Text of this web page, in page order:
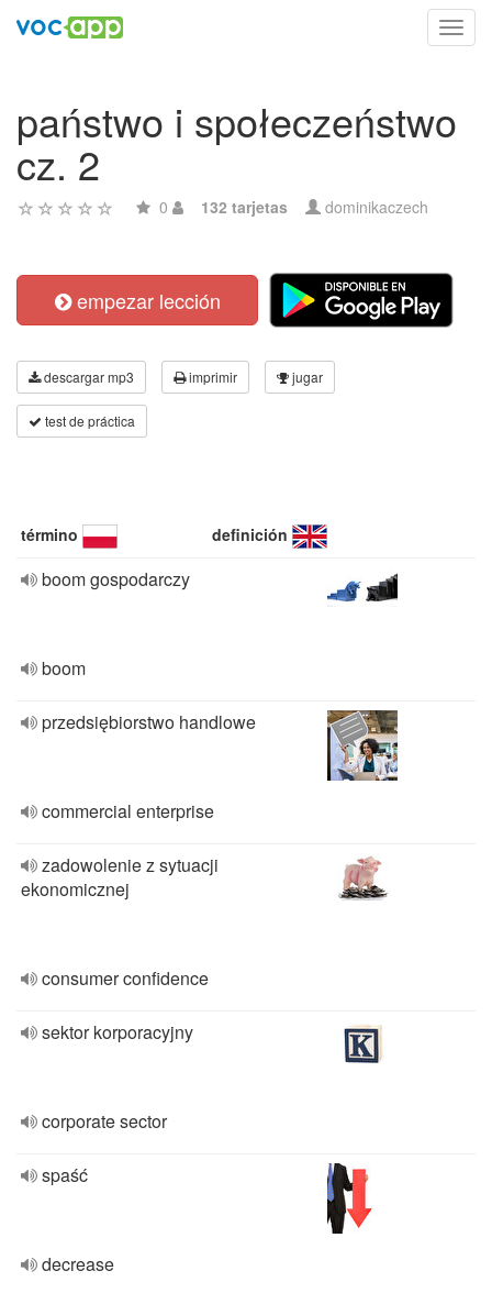
państwo i społeczeństwo
cz. 2
0 132 tarjetas dominikaczech
empezar lección
descargar mp3 imprimir jugar
test de práctica
término definición
boom gospodarczy
boom
przedsiębiorstwo handlowe
commercial enterprise
zadowolenie z sytuacji
ekonomicznej
consumer confidence
sektor korporacyjny
corporate sector
spaść
decrease